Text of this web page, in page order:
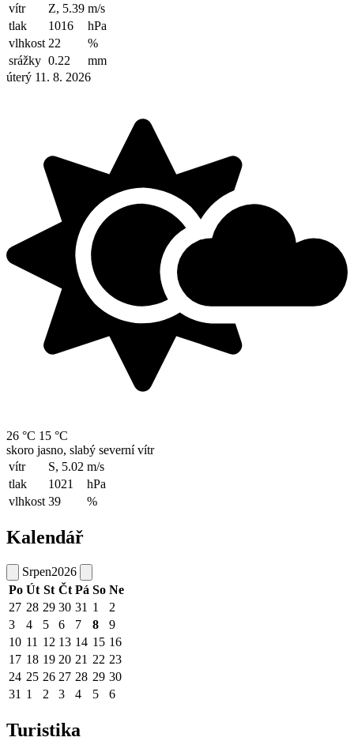
vítr
Z, 5.39 m/s
tlak
1016
hPa
vlhkost 22
%
srážky 0.22
mm
úterý 11. 8. 2026
26 °C 15 °C
skoro jasno, slabý severní vítr
vítr
S, 5.02 m/s
tlak
1021
hPa
vlhkost 39 %
Kalendář
Srpen2026
Po Út St Čt Pá So Ne
27 28 29 30 31 1
2
3
4 5 6 7 8
9
10 11 12 13 14 15 16
17 18 19 20 21 22 23
24 25 26 27 28 29 30
31 1 2 3 4 5 6
Turistika